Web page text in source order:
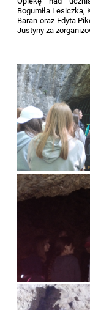
Bogumiła Lesiczka,
Baran oraz Edyta
Justyny za